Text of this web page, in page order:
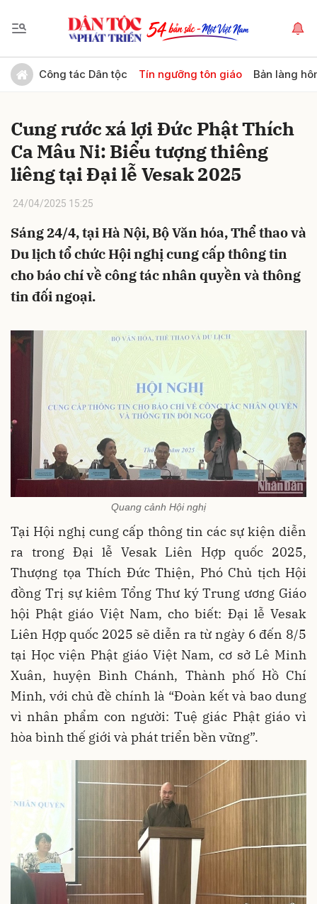
Công tác Dân tộc Tín ngưỡng tôn giáo Bản làng
Cung rước xá lợi Đức Phật Thích
Ca Mâu Ni: Biểu tượng thiêng
liêng tại Đại lễ Vesak 2025
24/04/2025 15:25
Sáng 24/4, tại Hà Nội, Bộ Văn hóa, Thể thao và
Du lịch tổ chức Hội nghị cung cấp thông tin
cho báo chí về công tác nhân quyền và thông
tin đối ngoại.
Quang cảnh Hội nghị
Tại Hội nghị cung cấp thông tin các sự kiện diễn
ra trong Đại lễ Vesak Liên Hợp quốc 2025,
Thượng tọa Thích Đức Thiện, Phó Chủ tịch Hội
đồng Trị sự kiêm Tổng Thư ký Trung ương Giáo
hội Phật giáo Việt Nam, cho biết: Đại lễ Vesak
Liên Hợp quốc 2025 sẽ diễn ra từ ngày 6 đến 8/5
tại Học viện Phật giáo Việt Nam, cơ sở Lê Minh
Xuân, huyện Bình Chánh, Thành phố Hồ Chí
Minh, với chủ đề chính là “Đoàn kết và bao dung
vì nhân phẩm con người: Tuệ giác Phật giáo vì
hòa bình thế giới và phát triển bền vững”.
Gửi bình luận